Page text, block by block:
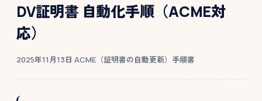
DV証明書 自動化手順（ACME対
応）
2025年11月13日·ACME（証明書の自動更新）手順書